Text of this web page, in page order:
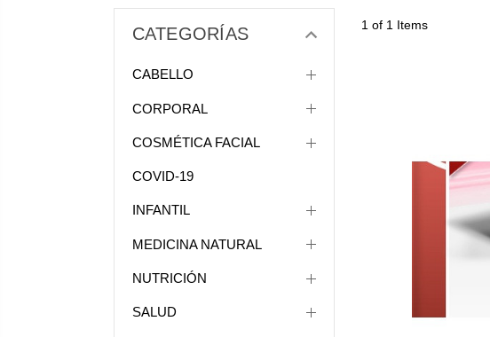
CATEGORÍAS
CABELLO
CORPORAL
COSMÉTICA FACIAL
COVID-19
INFANTIL
MEDICINA NATURAL
NUTRICIÓN
SALUD
1 of 1 Items